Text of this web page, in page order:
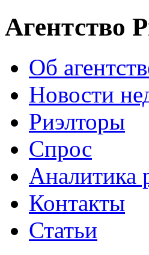
Агентство
Об
Новости
Риэлторы
Спрос
Аналитика
Контакты
Статьи